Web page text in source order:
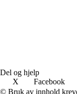
Del og hjelp
X
Facebook
© Bruk av innhold